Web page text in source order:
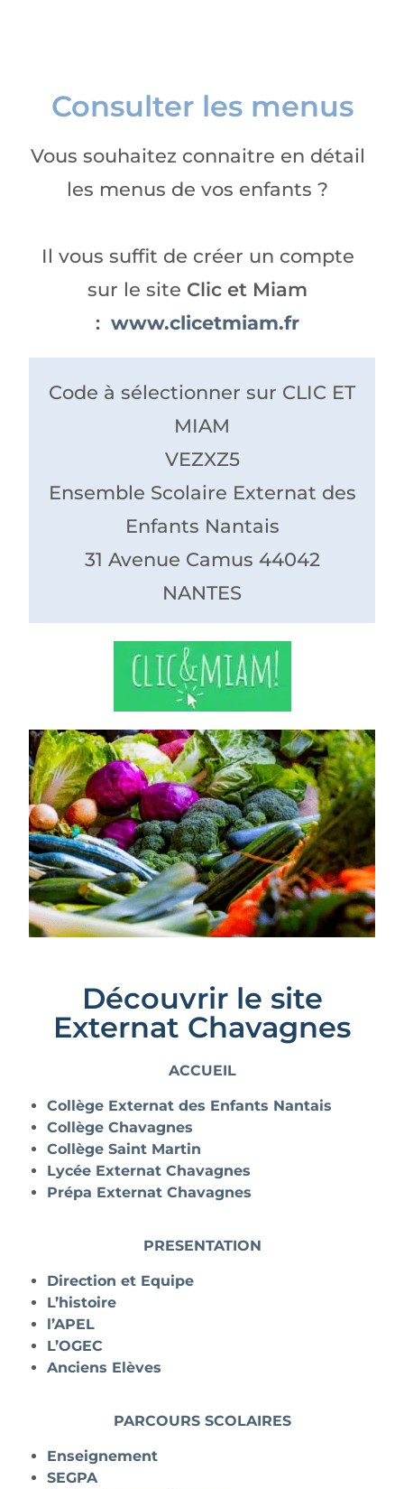
Consulter les menus
Vous souhaitez connaitre en détail
les menus de vos enfants ?
Il vous suffit de créer un compte
sur le site Clic et Miam
: www.clicetmiam.fr
Code à sélectionner sur CLIC ET
MIAM
VEZXZ5
Ensemble Scolaire Externat des
Enfants Nantais
31 Avenue Camus 44042
NANTES
Découvrir le site
Externat Chavagnes
ACCUEIL
Collège Externat des Enfants Nantais
Collège Chavagnes
Collège Saint Martin
Lycée Externat Chavagnes
Prépa Externat Chavagnes
PRESENTATION
Direction et Equipe
L’histoire
l’APEL
L’OGEC
Anciens Elèves
PARCOURS SCOLAIRES
Enseignement
SEGPA